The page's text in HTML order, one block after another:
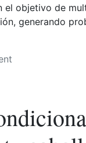
el objetivo de
generando
que
tienen